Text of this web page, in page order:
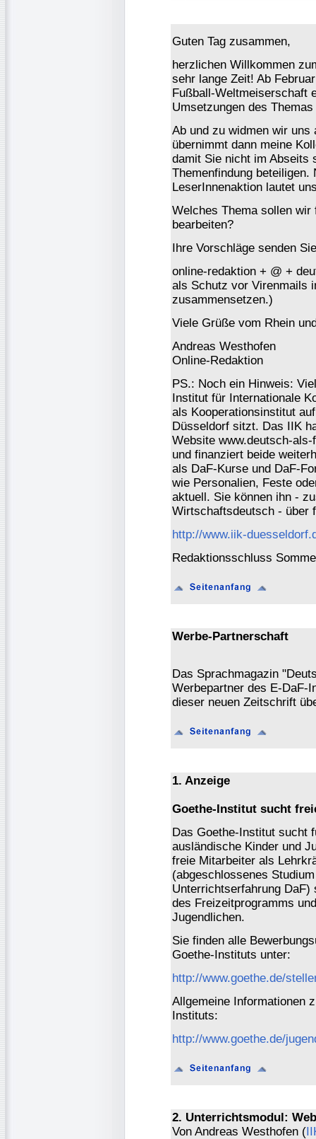
Guten Tag zusammen,
herzlichen Willkommen
sehr lange Zeit! Ab
Fußball-Weltmeiserschaft
Umsetzungen des
Ab und zu widmen wir uns
übernimmt dann meine
damit Sie nicht im Abseits
Themenfindung
LeserInnenaktion lautet
Welches Thema sollen
bearbeiten?
Ihre Vorschläge senden
online-redaktion + @ +
als Schutz vor Virenmails
zusammensetzen.)
Viele Grüße vom Rhein
Andreas Westhofen
Online-Redaktion
PS.: Noch ein Hinweis:
Institut für Internationale
als Kooperationsinstitut
Düsseldorf sitzt. Das IIK
Website www.deutsch-
und finanziert beide
als DaF-Kurse und DaF-
wie Personalien, Feste
aktuell. Sie können ihn -
Wirtschaftsdeutsch - über
http://www.iik-
Redaktionsschluss
Werbe-Partnerschaft
Das Sprachmagazin
Werbepartner des E-DaF-
dieser neuen Zeitschrift
1. Anzeige
Goethe-Institut sucht
Das Goethe-Institut sucht
ausländische Kinder und
freie Mitarbeiter als
(abgeschlossenes
Unterrichtserfahrung
des Freizeitprogramms
Jugendlichen.
Sie finden alle
Goethe-Instituts unter:
http://www.goethe.de/
Allgemeine Informationen
Instituts:
http://www.goethe.de/
2. Unterrichtsmodul:
Von Andreas Westhofen (